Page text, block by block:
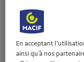
Découvrez en pièce
institutionnelle de la
23 mai 2025
En acceptant
ainsi qu’à nos